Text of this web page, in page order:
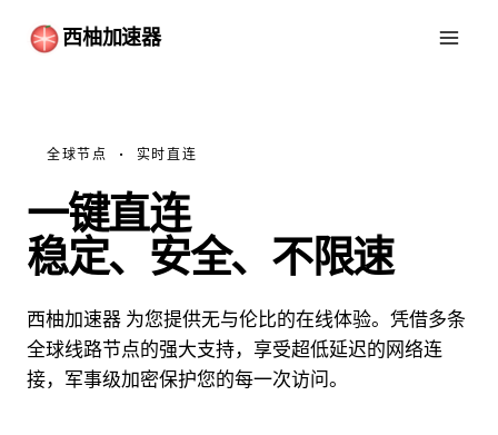
西柚加速器
全球节点 · 实时直连
一键直连
稳定、安全、不限速
西柚加速器 为您提供无与伦比的在线体验。凭借多条
全球线路节点的强大支持，享受超低延迟的网络连
接，军事级加密保护您的每一次访问。